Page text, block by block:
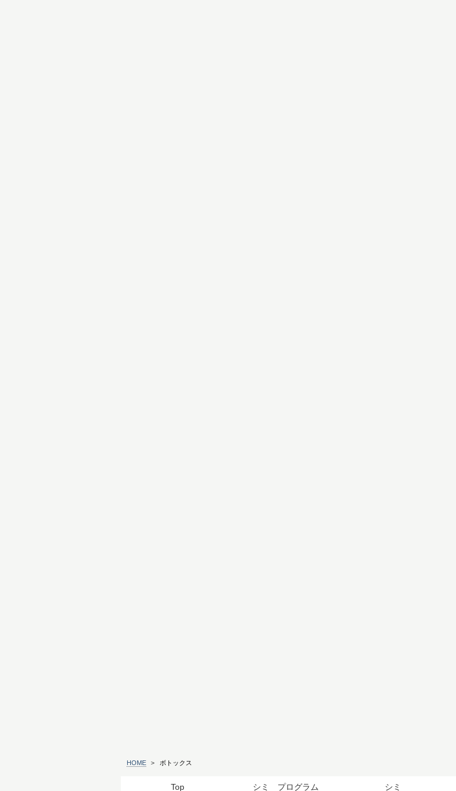
HOME > ボトックス
Top シミ プログラム シミ